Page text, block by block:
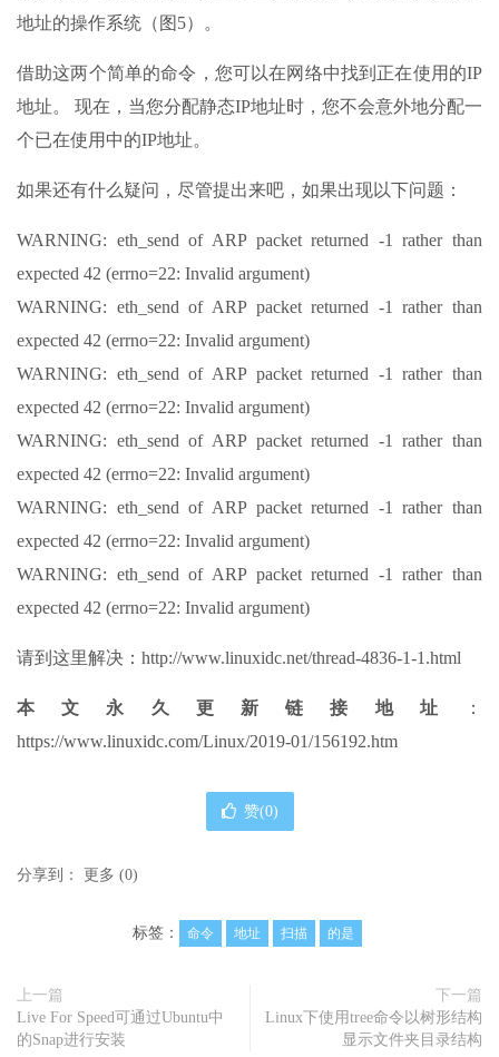
地址的操作系统（图5）。
借助这两个简单的命令，您可以在网络中找到正在使用的IP
地址。 现在，当您分配静态IP地址时，您不会意外地分配一
个已在使用中的IP地址。
如果还有什么疑问，尽管提出来吧，如果出现以下问题：
WARNING: eth_send of ARP packet returned -1 rather than
expected 42 (errno=22: Invalid argument)
WARNING: eth_send of ARP packet returned -1 rather than
expected 42 (errno=22: Invalid argument)
WARNING: eth_send of ARP packet returned -1 rather than
expected 42 (errno=22: Invalid argument)
WARNING: eth_send of ARP packet returned -1 rather than
expected 42 (errno=22: Invalid argument)
WARNING: eth_send of ARP packet returned -1 rather than
expected 42 (errno=22: Invalid argument)
WARNING: eth_send of ARP packet returned -1 rather than
expected 42 (errno=22: Invalid argument)
请到这里解决：http://www.linuxidc.net/thread-4836-1-1.html
本文永久更新链接地址
：
https://www.linuxidc.com/Linux/2019-01/156192.htm
赞(0)
分享到： 更多 (0)
标签： 命令 地址 扫描 的是
上一篇
Live For Speed可通过Ubuntu中
的Snap进行安装
下一篇
Linux下使用tree命令以树形结构
显示文件夹目录结构